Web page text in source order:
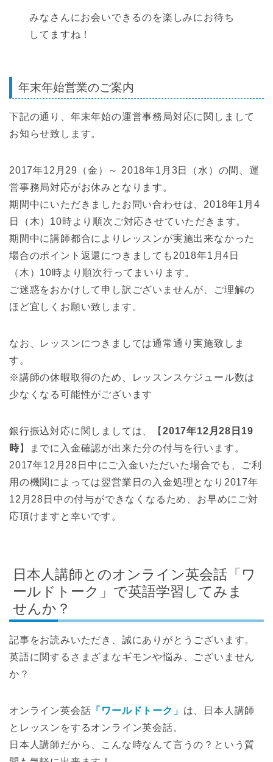
みなさんにお会いできるのを楽しみにお待ち
してますね！
年末年始営業のご案内
下記の通り、年末年始の運営事務局対応に関しまして
お知らせ致します。
2017年12月29（金）～ 2018年1月3日（水）の間、運
営事務局対応がお休みとなります。
期間中にいただきましたお問い合わせは、2018年1月4
日（木）10時より順次ご対応させていただきます。
期間中に講師都合によりレッスンが実施出来なかった
場合のポイント返還につきましても2018年1月4日
（木）10時より順次行ってまいります。
ご迷惑をおかけして申し訳ございませんが、ご理解の
ほど宜しくお願い致します。
なお、レッスンにつきましては通常通り実施致しま
す。
※講師の休暇取得のため、レッスンスケジュール数は
少なくなる可能性がございます
銀行振込対応に関しましては、【 2017年12月28日19
時】までに入金確認が出来た分の付与を行います。
2017年12月28日中にご入金いただいた場合でも、ご利
用の機関によっては翌営業日の入金処理となり2017年
12月28日中の付与ができなくなるため、お早めにご対
応頂けますと幸いです。
日本人講師とのオンライン英会話「ワ
ールドトーク」で英語学習してみま
せんか？
記事をお読みいただき、誠にありがとうございます。
英語に関するさまざまなギモンや悩み、ございません
か？
オンライン英会話 「ワールドトーク」 は、日本人講師
とレッスンをするオンライン英会話。
日本人講師だから、こんな時なんて言うの？という質